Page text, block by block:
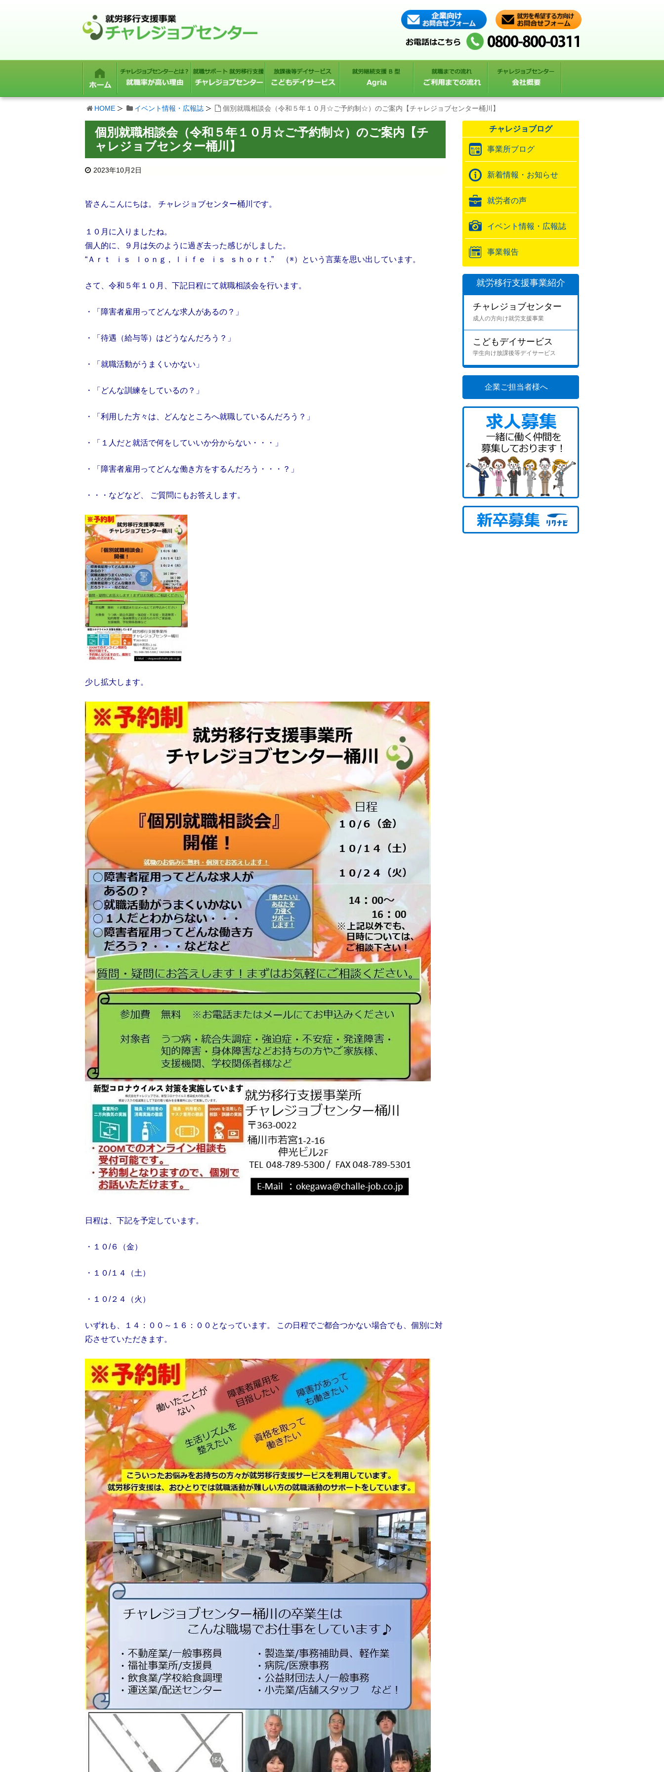
HOME イベント情報・広報誌 個別就職相談会（令和５年１０月☆ご予約制☆）のご案内【チャレジョブセンター桶川】
個別就職相談会（令和５年１０月☆ご予約制☆）のご案内【チ
ャレジョブセンター桶川】
2023年10月2日
皆さんこんにちは。 チャレジョブセンター桶川です。
１０月に入りましたね。
個人的に、９月は矢のように過ぎ去った感じがしました。
“Ａｒｔ ｉｓ ｌｏｎｇ , ｌｉｆｅ ｉｓ ｓｈｏｒｔ.” （※）という言葉を思い出しています。
さて、令和５年１０月、下記日程にて就職相談会を行います。
・「障害者雇用ってどんな求人があるの？」
・「待遇（給与等）はどうなんだろう？」
・「就職活動がうまくいかない」
・「どんな訓練をしているの？」
・「利用した方々は、どんなところへ就職しているんだろう？」
・「１人だと就活で何をしていいか分からない・・・」
・「障害者雇用ってどんな働き方をするんだろう・・・？」
・・・などなど、 ご質問にもお答えします。
少し拡大します。
日程は、下記を予定しています。
・１０/６（金）
・１０/１４（土）
・１０/２４（火）
いずれも、１４：００～１６：００となっています。 この日程でご都合つかない場合でも、個別に対
応させていただきます。
チャレジョブログ
事業所ブログ
新着情報・お知らせ
就労者の声
イベント情報・広報誌
事業報告
就労移行支援事業紹介
チャレジョブセンター
成人の方向け就労支援事業
こどもデイサービス
学生向け放課後等デイサービス
企業ご担当者様へ